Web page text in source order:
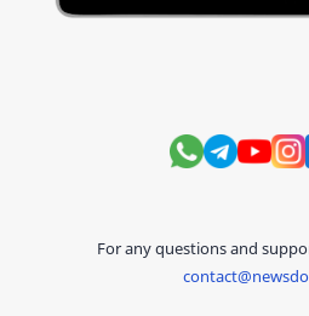
Science and Technology Sports
For any questions and